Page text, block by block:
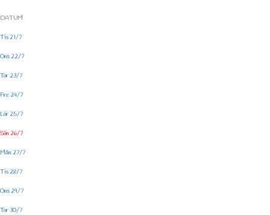
DATUM
Tis 21/7
Ons 22/7
Tor 23/7
Fre 24/7
Lör 25/7
Sön 26/7
Mån 27/7
Tis 28/7
Ons 29/7
Tor 30/7